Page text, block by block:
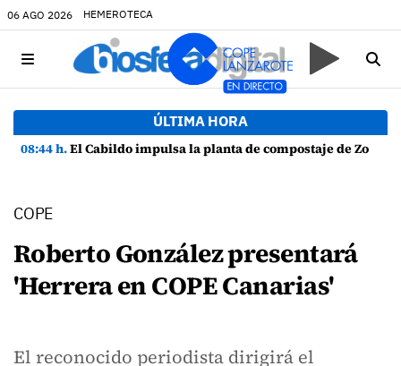
06 AGO 2026 HEMEROTECA
ÚLTIMA HORA
08:44 h.El Cabildo impulsa la planta de compostaje de Zonzamas para tratar 4.375 toneladas de biorresiduos
COPE
Roberto González presentará
'Herrera en COPE Canarias'
El reconocido periodista dirigirá el